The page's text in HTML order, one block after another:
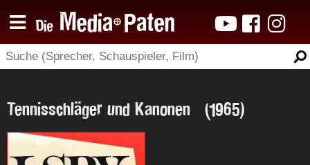
Tennisschläger und Kanonen (1965)